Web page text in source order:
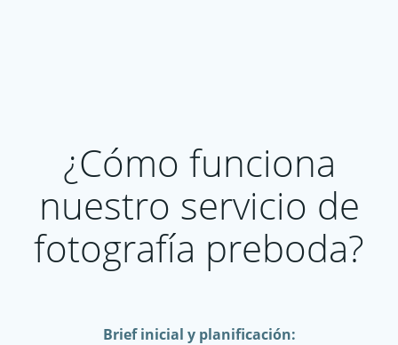
¿Cómo funciona
nuestro servicio de
fotografía preboda?
Brief inicial y planificación: